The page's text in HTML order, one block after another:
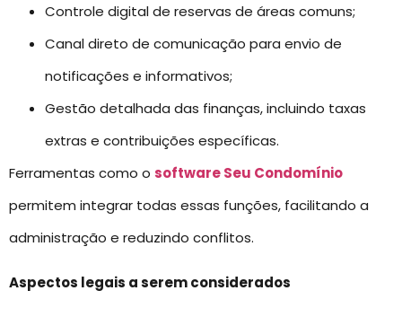
Controle digital de reservas de áreas comuns;
Canal direto de comunicação para envio de
notificações e informativos;
Gestão detalhada das finanças, incluindo taxas
extras e contribuições específicas.
Ferramentas como o software Seu Condomínio
permitem integrar todas essas funções, facilitando a
administração e reduzindo conflitos.
Aspectos legais a serem considerados